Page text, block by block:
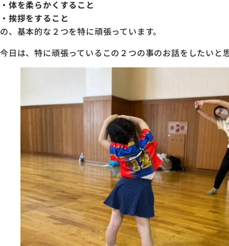
・体を柔らかくすること
・挨拶をすること
の、基本的な２つを特に頑張っています。
今日は、特に頑張っているこの２つの事のお話をしたいと思